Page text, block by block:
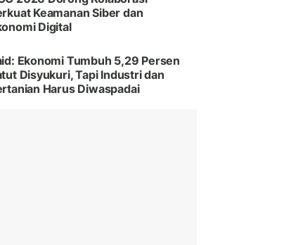
Keamanan Siber dan
Digital
Ekonomi Tumbuh 5,29 Persen
Disyukuri, Tapi Industri dan
Harus Diwaspadai